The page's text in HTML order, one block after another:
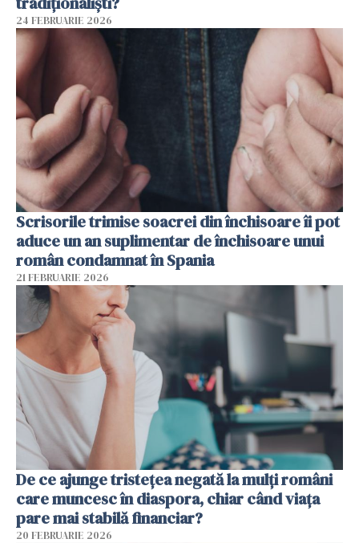
24 FEBRUARIE 2026
Scrisorile trimise soacrei din închisoare îi pot
aduce un an suplimentar de închisoare unui
român condamnat în Spania
21 FEBRUARIE 2026
De ce ajunge tristețea negată la mulți români
care muncesc în diaspora, chiar când viața
pare mai stabilă financiar?
20 FEBRUARIE 2026